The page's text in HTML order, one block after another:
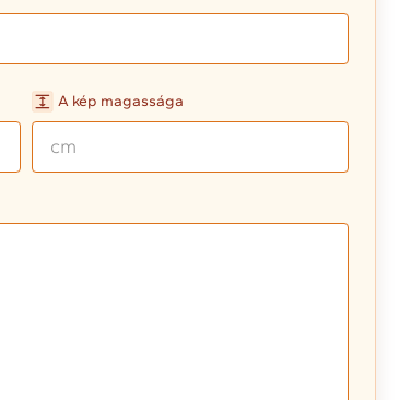
A kép magassága